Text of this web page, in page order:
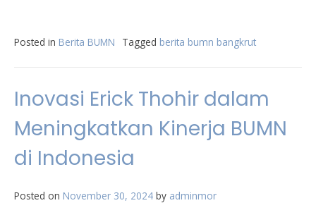
Posted in Berita BUMN Tagged berita bumn bangkrut
Inovasi Erick Thohir dalam
Meningkatkan Kinerja BUMN
di Indonesia
Posted on November 30, 2024 by adminmor